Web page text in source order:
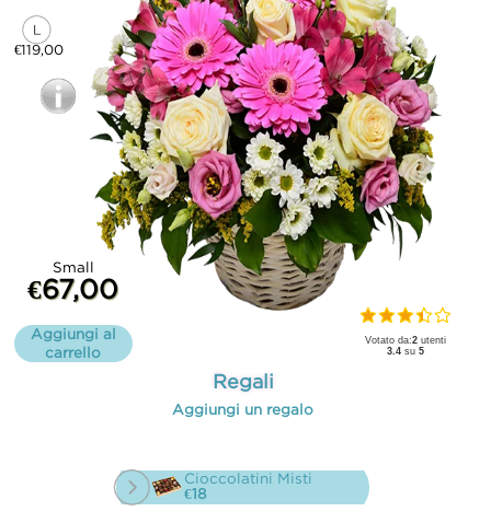
€119,00
Small
€67,00
Aggiungi al
carrello
Votato da:2 utenti
3.4 su5
Regali
Aggiungi un regalo
Cioccolatini Misti
€18